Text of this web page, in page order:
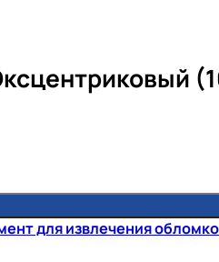
для извлечения